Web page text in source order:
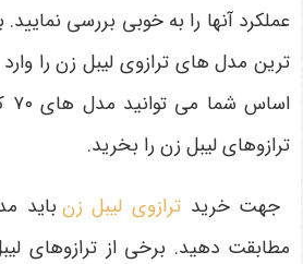
عملکرد آنها را به خوبی بررسی
ترین مدل‌ های ترازوی لیبل زن را
ترازوهای لیبل زن را بخرید.
جهت خرید ترازوی لیبل زنباید
مطابقت دهید. برخی از ترازوهای